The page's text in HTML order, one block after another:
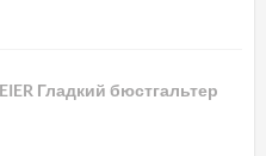
Гладкий бюстгальтер